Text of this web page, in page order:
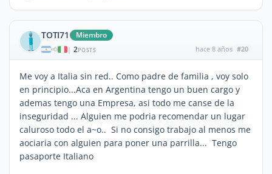
TOTI71 Miembro
| 2POSTS hace 8 años #20
Me voy a Italia sin red.. Como padre de familia , voy solo
en principio...Aca en Argentina tengo un buen cargo y
ademas tengo una Empresa, asi todo me canse de la
inseguridad ... Alguien me podria recomendar un lugar
caluroso todo el a~o.. Si no consigo trabajo al menos me
aociaria con alguien para poner una parrilla... Tengo
pasaporte Italiano